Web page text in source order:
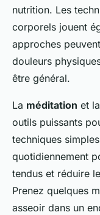
nutrition. Les
corporels jouent
approches
douleurs
être général.
La méditation et la
outils puissants
techniques
quotidiennement
tendus et réduire
Prenez quelques
asseoir dans un